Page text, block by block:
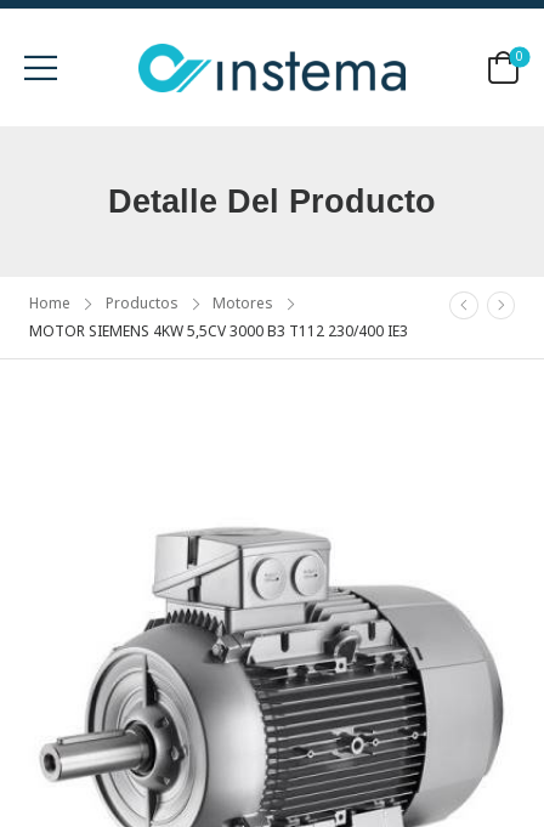
0
Detalle Del Producto
Home Productos
Motores
MOTOR SIEMENS 4KW 5,5CV 3000 B3 T112 230/400 IE3